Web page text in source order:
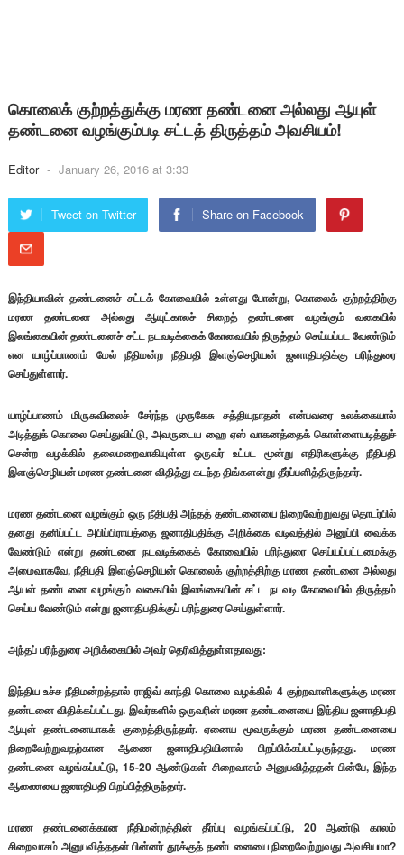
கொலைக் குற்றத்துக்கு மரண தண்டனை அல்லது ஆயுள்
தண்டனை வழங்கும்படி சட்டத் திருத்தம் அவசியம்!
Editor - January 26, 2016 at 3:33
Tweet on Twitter Share on Facebook
இந்தியாவின் தண்டனைச் சட்டக் கோவையில் உள்ளது போன்று, கொலைக் குற்றத்திற்கு
மரண தண்டனை அல்லது ஆயுட்காலச் சிறைத் தண்டனை வழங்கும் வகையில்
இலங்கையின் தண்டனைச் சட்ட நடவடிக்கைக் கோவையில் திருத்தம் செய்யப்பட வேண்டும்
என யாழ்ப்பாணம் மேல் நீதிமன்ற நீதிபதி இளஞ்செழியன் ஜனாதிபதிக்கு பரிந்துரை
செய்துள்ளார்.
யாழ்ப்பாணம் மிருசுவிலைச் சேர்ந்த முருகேசு சத்தியநாதன் என்பவரை உலக்கையால்
அடித்துக் கொலை செய்துவிட்டு, அவருடைய ஹை ஏஸ் வாகனத்தைக் கொள்ளையடித்துச்
சென்ற வழக்கில் தலைமறைவாகியுள்ள ஒருவர் உட்பட மூன்று எதிரிகளுக்கு நீதிபதி
இளஞ்செழியன் மரண தண்டனை விதித்து கடந்த திங்களன்று தீர்ப்பளித்திருந்தார்.
மரண தண்டனை வழங்கும் ஒரு நீதிபதி அந்தத் தண்டனையை நிறைவேற்றுவது தொடர்பில்
தனது தனிப்பட்ட அபிப்பிராயத்தை ஜனாதிபதிக்கு அறிக்கை வடிவத்தில் அனுப்பி வைக்க
வேண்டும் என்று தண்டனை நடவடிக்கைக் கோவையில் பரிந்துரை செய்யப்பட்டமைக்கு
அமைவாகவே, நீதிபதி இளஞ்செழியன் கொலைக் குற்றத்திற்கு மரண தண்டனை அல்லது
ஆயள் தண்டனை வழங்கும் வகையில் இலங்கையின் சட்ட நடவடி கோவையில் திருத்தம்
செய்ய வேண்டும் என்று ஜனாதிபதிக்குப் பரிந்துரை செய்துள்ளார்.
அந்தப் பரிந்துரை அறிக்கையில் அவர் தெரிவித்துள்ளதாவது:
இந்திய உச்ச நீதிமன்றத்தால் ராஜிவ் காந்தி கொலை வழக்கில் 4 குற்றவாளிகளுக்கு மரண
தண்டனை விதிக்கப்பட்டது. இவர்களில் ஒருவரின் மரண தண்டனையை இந்திய ஜனாதிபதி
ஆயுள் தண்டனையாகக் குறைத்திருந்தார். ஏனைய மூவருக்கும் மரண தண்டனையை
நிறைவேற்றுவதற்கான ஆணை ஜனாதிபதியினால் பிறப்பிக்கப்பட்டிருந்தது. மரண
தண்டனை வழங்கப்பட்டு, 15-20 ஆண்டுகள் சிறைவாசம் அனுபவித்ததன் பின்பே, இந்த
ஆணையை ஜனாதிபதி பிறப்பித்திருந்தார்.
மரண தண்டனைக்கான நீதிமன்றத்தின் தீர்ப்பு வழங்கப்பட்டு, 20 ஆண்டு காலம்
சிறைவாசம் அனுபவித்ததன் பின்னர் தூக்குத் தண்டனையை நிறைவேற்றுவது அவசியமா?